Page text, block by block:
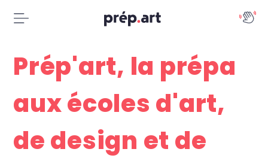
Prép'art, la prépa
aux écoles d'art,
de design et de